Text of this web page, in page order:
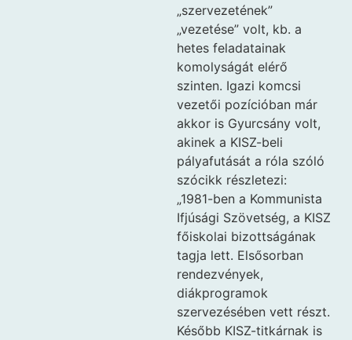
„szervezetének”
„vezetése” volt, kb. a
hetes feladatainak
komolyságát elérő
szinten. Igazi komcsi
vezetői pozícióban már
akkor is Gyurcsány volt,
akinek a KISZ-beli
pályafutását a róla szóló
szócikk részletezi:
„1981-ben a Kommunista
Ifjúsági Szövetség, a KISZ
főiskolai bizottságának
tagja lett. Elsősorban
rendezvények,
diákprogramok
szervezésében vett részt.
Később KISZ-titkárnak is